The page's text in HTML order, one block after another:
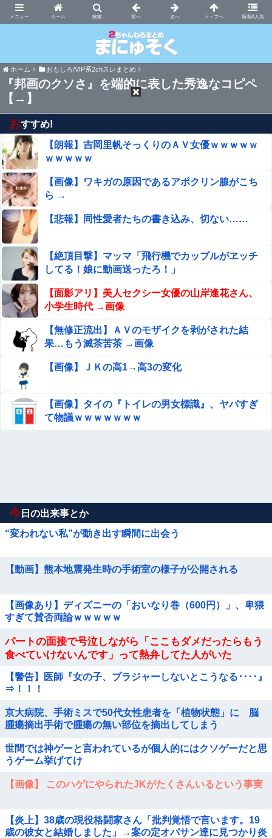
ホーム 新着&人気
まにゅそく 2chまとめニュース速報VIP
ホーム おもしろ/VIP系2chスレまとめ
『邦画のクソさ』を端的に表した秀逸なコピペ
【→】
おすすめ!
【朗報】吉岡里帆そっくりのＡＶ女優ｗｗｗｗｗ
ｗｗｗｗｗ
【画像】ワキガの原因であるアポクリン腺がこち
ら →
【悲報】同性愛者たちの書き込み、切ない……
【絶頂目撃】マッマ「飛行機でカップルがヱッチ
してる！娘に動画送ったろ！」
【面影アリ】美人セクシー女優の山岸逢花さん、
小学生時代 →画像
【無修正流出】ＡＶのモザイクを剥がされた結
果…もう滅茶苦茶 →画像
【画像】ＪＫの高1→高3の変化
【画像】タイの『トイレの男女標識』、ヤバすぎ
て物議ｗｗｗｗｗｗｗ
今 日の出来事とか
“変われない私”が動き出す瞬間に出会う
【動画】熊本地震発生時の手術室の様子が公開される
【画像あり】ディズニーの「おいなり巻（600円）」、卑猥
すぎて賛否両論ｗｗｗｗｗ
パートの面接で号泣しながら「ここもダメだったらもう
食べていけないんです」って熱弁してた人がいた
【警告】医師『女の子、ブラジャーしないとこうなる････』
⇒！！！
京大病院、手術ミスで50代女性患者を「植物状態」に 脳
腫瘍摘出手術で腫瘍の無い部位を摘出してしまう
世間では神ゲーと言われているが個人的にはクソゲーだと思
うゲーム挙げてけ
【画像】 このハゲにやられたJKがたくさんいるという事実
【炎上】38歳の現役格闘家さん「批判覚悟で言います。19
歳の彼女と結婚しました」→案の定オバサン達に見つかり炎